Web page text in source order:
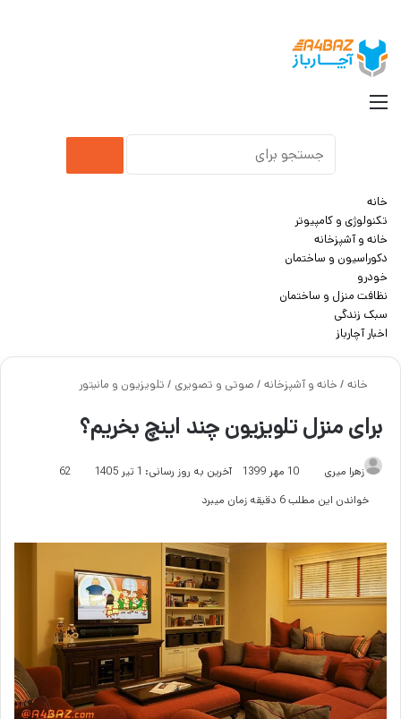
منو
جستجو
خانه
تکنولوژی و کامپیوتر
خانه و آشپزخانه
دکوراسیون و ساختمان
خودرو
نظافت منزل و ساختمان
سبک زندگی
اخبار آچارباز
خانه / خانه و آشپزخانه / صوتی و تصویری / تلویزیون و مانیتور
برای منزل تلویزیون چند اینچ بخریم؟
زهرا میری 10 مهر 1399 آخرین به روز رسانی: 1 تیر 1405
62
خواندن این مطلب 6 دقیقه زمان میبرد